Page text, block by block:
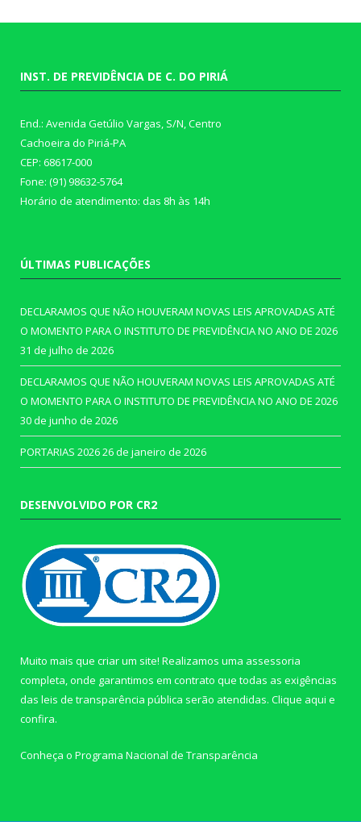
INST. DE PREVIDÊNCIA DE C. DO PIRIÁ
End.: Avenida Getúlio Vargas, S/N, Centro
Cachoeira do Piriá-PA
CEP: 68617-000
Fone: (91) 98632-5764
Horário de atendimento: das 8h às 14h
ÚLTIMAS PUBLICAÇÕES
DECLARAMOS QUE NÃO HOUVERAM NOVAS LEIS APROVADAS ATÉ
O MOMENTO PARA O INSTITUTO DE PREVIDÊNCIA NO ANO DE 2026
31 de julho de 2026
DECLARAMOS QUE NÃO HOUVERAM NOVAS LEIS APROVADAS ATÉ
O MOMENTO PARA O INSTITUTO DE PREVIDÊNCIA NO ANO DE 2026
30 de junho de 2026
PORTARIAS 202626 de janeiro de 2026
DESENVOLVIDO POR CR2
Muito mais que criar um site! Realizamos uma assessoria
completa, onde garantimos em contrato que todas as exigências
das leis de transparência pública serão atendidas. Clique aqui e
confira.
Conheça o Programa Nacional de Transparência